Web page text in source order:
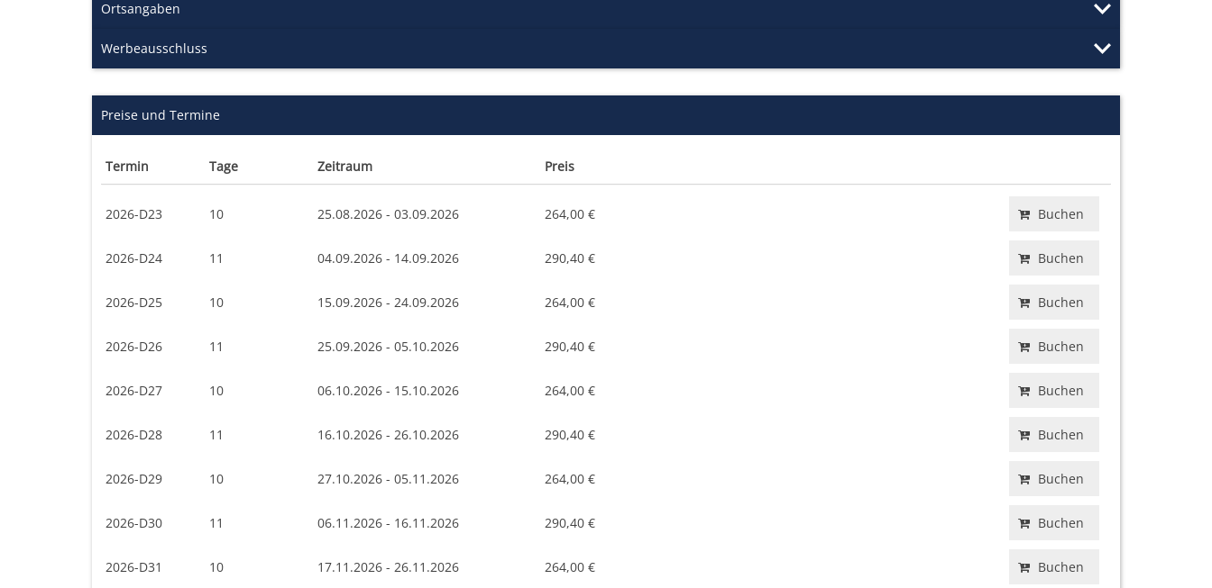
Ortsangaben
Werbeausschluss
Preise und Termine
Termin Tage Zeitraum Preis
2026-D23 10 25.08.2026 - 03.09.2026 264,00 € Buchen
2026-D24 11 04.09.2026 - 14.09.2026 290,40 € Buchen
2026-D25 10 15.09.2026 - 24.09.2026 264,00 € Buchen
2026-D26 11 25.09.2026 - 05.10.2026 290,40 € Buchen
2026-D27 10 06.10.2026 - 15.10.2026 264,00 € Buchen
2026-D28 11 16.10.2026 - 26.10.2026 290,40 € Buchen
2026-D29 10 27.10.2026 - 05.11.2026 264,00 € Buchen
2026-D30 11 06.11.2026 - 16.11.2026 290,40 € Buchen
2026-D31 10 17.11.2026 - 26.11.2026 264,00 € Buchen